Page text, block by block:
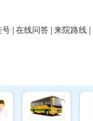
号 在线问答 来院路线